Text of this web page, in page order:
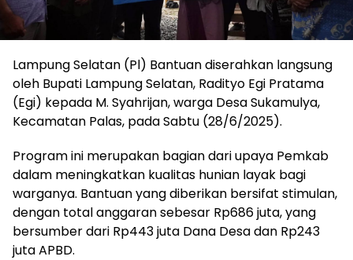
Lampung Selatan (Pl) Bantuan diserahkan langsung
oleh Bupati Lampung Selatan, Radityo Egi Pratama
(Egi) kepada M. Syahrijan, warga Desa Sukamulya,
Kecamatan Palas, pada Sabtu (28/6/2025).
Program ini merupakan bagian dari upaya Pemkab
dalam meningkatkan kualitas hunian layak bagi
warganya. Bantuan yang diberikan bersifat stimulan,
dengan total anggaran sebesar Rp686 juta, yang
bersumber dari Rp443 juta Dana Desa dan Rp243
juta APBD.